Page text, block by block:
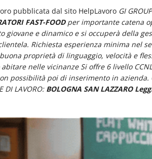
pubblicata dal sito HelpLavoro GI
FAST-FOODper importante catena
giovane e dinamico e si occuperà della
Richiesta esperienza minima nel
proprietà di linguaggio, velocità e
nelle vicinanze Si offre 6 livello
possibilità poi di inserimento in azienda.
DI LAVORO: BOLOGNA SAN LAZZARO